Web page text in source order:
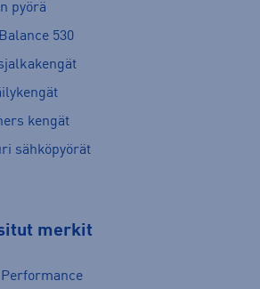
pyörä
530
kengät
sähköpyörät
merkit
Performance